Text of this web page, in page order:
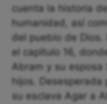
cuenta la historia
humanidad, así
del pueblo de Dios.
el capítulo 16,
Abram y su esposa
hijos.
su esclava Agar a